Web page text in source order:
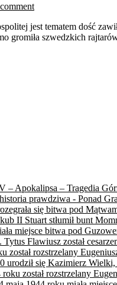
jest tematem dość
gromiła szwedzkich
– Apokalipsa – Tragedia
prawdziwa - Ponad
się bitwa pod
II Stuart stłumił bunt
miejsce bitwa pod
Tytus Flawiusz został
został rozstrzelany
urodził się Kazimierz
został rozstrzelany